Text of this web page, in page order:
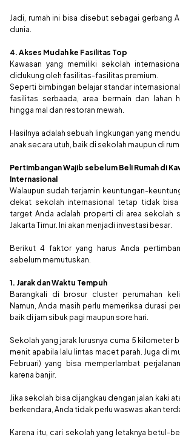
Jadi, rumah ini bisa disebut sebagai gerbang
dunia.
4. Akses Mudah ke Fasilitas Top
Kawasan yang memiliki sekolah
didukung oleh fasilitas-fasilitas premium.
Seperti bimbingan belajar standar
fasilitas serbaada, area bermain dan lahan
hingga mal dan restoran mewah.
Hasilnya adalah sebuah lingkungan yang
anak secara utuh, baik di sekolah maupun di
Pertimbangan Wajib sebelum Beli Rumah di
Internasional
Walaupun sudah terjamin keuntungan-
dekat sekolah internasional tetap tidak bisa
target Anda adalah properti di area sekolah
Jakarta Timur. Ini akan menjadi investasi besar.
Berikut 4 faktor yang harus Anda
sebelum memutuskan.
1. Jarak dan Waktu Tempuh
Barangkali di brosur cluster perumahan
Namun, Anda masih perlu memeriksa durasi
baik di jam sibuk pagi maupun sore hari.
Sekolah yang jarak lurusnya cuma 5 kilometer
menit apabila lalu lintas macet parah. Juga di
Februari) yang bisa memperlambat
karena banjir.
Jika sekolah bisa dijangkau dengan jalan kaki
berkendara, Anda tidak perlu waswas akan
Karena itu, cari sekolah yang letaknya betul-